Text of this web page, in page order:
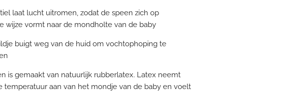
laat lucht uitromen, zodat de speen zich op
wijze vormt naar de mondholte van de baby
buigt weg van de huid om vochtophoping te
is gemaakt van natuurlijk rubberlatex. Latex neemt
temperatuur aan van het mondje van de baby en voelt